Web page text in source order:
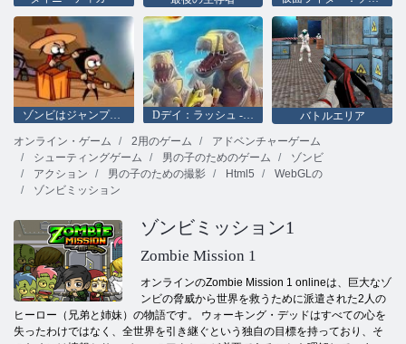
ゾンビはジャンプすることはできません Dデイ：ラッシュ - タワーディフェンス
バトルエリア
オンライン・ゲーム
2用のゲーム
アドベンチャーゲーム
シューティングゲーム
男の子のためのゲーム
ゾンビ
アクション
男の子のための撮影 Html5
WebGLの
ゾンビミッション
ゾンビミッション1
Zombie Mission 1
オンラインのZombie Mission 1 onlineは、巨大なゾ
ンビの脅威から世界を救うために派遣された2人の
ヒーロー（兄弟と姉妹）の物語です。 ウォーキング・デッドはすべての心を
失ったわけではなく、全世界を引き継ぐという独自の目標を持っており、そ